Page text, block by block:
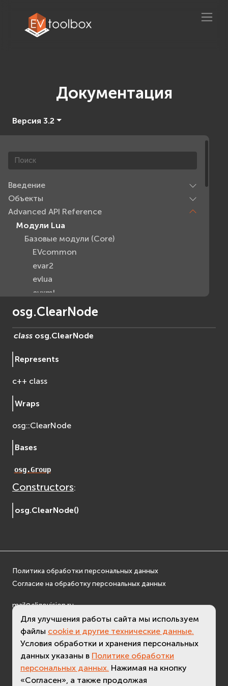
Документация
Версия 3.2
Введение
Объекты
Advanced API Reference
Модули Lua
Базовые модули (Core)
EVcommon
evar2
evlua
evxml
Граф Сцены (Scene Graph)
EVosgAV
EVosgGA
EVosgText
EVosgViewer
osgDB
osgGA
osgShadow
osgViewer
Сеть (Network)
EVremoted
osg.ClearNode
class osg.ClearNode
Represents
c++ class
Wraps
osg::ClearNode
Bases
osg.Group
Constructors:
osg.ClearNode()
Политика обработки персональных данных
Согласие на обработку персональных данных
mail@eligovision.ru
+7 (495) 740 08 16
© ООО "ЭлигоВижн", 2005-2026
Для улучшения работы сайта мы используем
файлы cookie и другие технические данные.
Условия обработки и хранения персональных
данных указаны в Политике обработки
персональных данных. Нажимая на кнопку
«Согласен», а также продолжая